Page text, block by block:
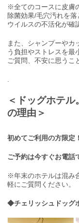
※全てのコースに皮膚
除菌効果/毛穴汚れを
ウイルスの不活化が確
また、シャンプーやカ
う負担やストレスを最
ご質問、不安に思うこ
＜ドッグホテ
の理由＞
初めてご利用の方限定
ご予約は今すぐお電話
※年末のホテルは混み
軽にご質問ください。
◆チェリッシュドッグ